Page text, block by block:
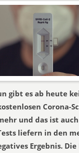
gibt es ab heute
Corona-
und das ist
liefern in den
Ergebnis.